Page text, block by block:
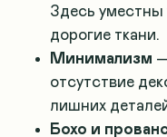
Здесь уместны
дорогие ткани.
Минимализм
отсутствие
лишних
Бохо и